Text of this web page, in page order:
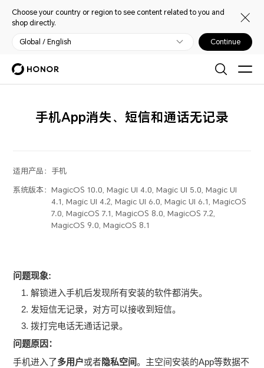
Choose your country or region to see content related to you and
shop directly.
Global / English Continue
手机App消失、短信和通话无记录
适用产品： 手机
系统版本：MagicOS 10.0, Magic UI 4.0, Magic UI 5.0, Magic UI
4.1, Magic UI 4.2, Magic UI 6.0, Magic UI 6.1, MagicOS
7.0, MagicOS 7.1, MagicOS 8.0, MagicOS 7.2,
MagicOS 9.0, MagicOS 8.1
问题现象:
解锁进入手机后发现所有安装的软件都消失。
发短信无记录，对方可以接收到短信。
拨打完电话无通话记录。
问题原因：
手机进入了多用户或者隐私空间。主空间安装的App等数据不